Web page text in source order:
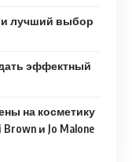
лучший выбор
эффектный
на косметику
и Jo Malone